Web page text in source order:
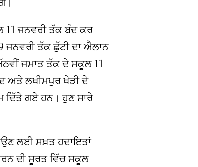
11 ਜਨਵਰੀ ਤੱਕ ਬੰਦ ਕਰ
ਤੱਕ ਛੁੱਟੀ ਦਾ ਐਲਾਨ
ਜਮਾਤ ਤੱਕ ਦੇ ਸਕੂਲ 11
ਅਤੇ ਲਖੀਮਪੁਰ ਖੇੜੀ ਦੇ
ਦਿੱਤੇ ਗਏ ਹਨ। ਹੁਣ ਸਾਰੇ
ਲਈ ਸਖ਼ਤ ਹਦਾਇਤਾਂ
ਦੀ ਸੂਰਤ ਵਿੱਚ ਸਕੂਲ